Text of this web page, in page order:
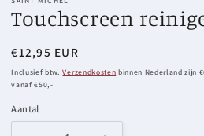
Touchscreen
Normale
prijs
€12,95 EUR
Inclusief btw.Verzendkosten binnen Nederland zijn
vanaf €50,-
Aantal